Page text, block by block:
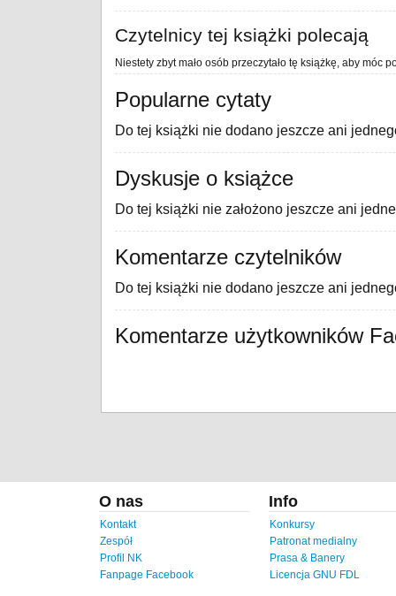
Czytelnicy tej książki polecają
Niestety zbyt mało osób przeczytało tę książkę, aby móc
Popularne cytaty
Do tej książki nie dodano jeszcze ani
Dyskusje o książce
Do tej książki nie założono jeszcze ani
Komentarze czytelników
Do tej książki nie dodano jeszcze ani
Komentarze użytkowników
O nas
Kontakt
Zespół
Profil NK
Fanpage Facebook
Info
Konkursy
Patronat medialny
Prasa & Banery
Licencja GNU FDL